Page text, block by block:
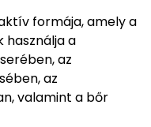
formája, amely a
használja a
az
az
valamint a bőr